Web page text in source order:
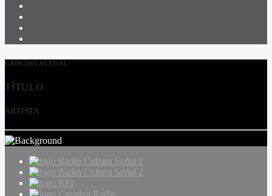
CANCIÓN ACTUAL
TÍTULO
ARTISTA
Radio Cultura Señal 1
Radio Cultura Señal 2
RFI